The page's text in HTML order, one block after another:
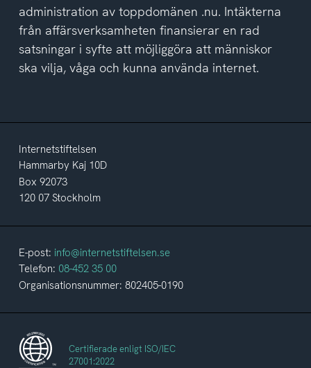
administration av toppdomänen .nu. Intäkterna
från affärsverksamheten finansierar en rad
satsningar i syfte att möjliggöra att människor
ska vilja, våga och kunna använda internet.
Internetstiftelsen
Hammarby Kaj 10D
Box 92073
120 07 Stockholm
E-post: info@internetstiftelsen.se
Telefon: 08-452 35 00
Organisationsnummer: 802405-0190
Certifierade enligt ISO/IEC
27001:2022